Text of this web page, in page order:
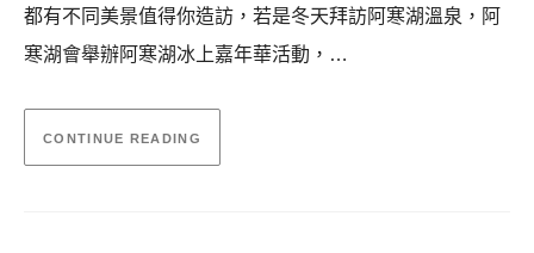
都有不同美景值得你造訪，若是冬天拜訪阿寒湖溫泉，阿
寒湖會舉辦阿寒湖冰上嘉年華活動，…
CONTINUE READING